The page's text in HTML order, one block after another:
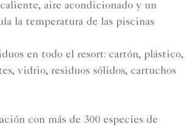
caliente, aire acondicionado y un
la temperatura de las piscinas
en todo el resort: cartón, plástico,
vidrio, residuos sólidos, cartuchos
con más de 300 especies de